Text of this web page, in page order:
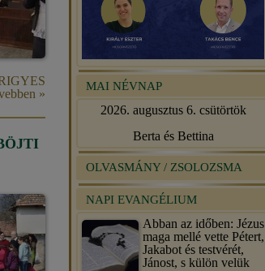
»
MAI NÉVNAP
2026. augusztus 6. csütörtök
Berta és Bettina
OLVASMÁNY / ZSOLOZSMA
NAPI EVANGÉLIUM
Abban az időben: Jézus
maga mellé vette Pétert,
Jakabot és testvérét,
Jánost, s külön velük